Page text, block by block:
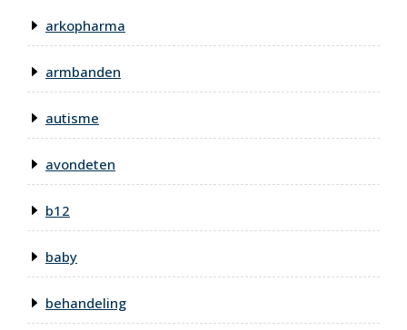
arkopharma
armbanden
autisme
avondeten
b12
baby
behandeling